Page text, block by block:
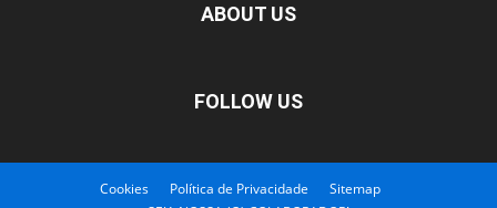
ABOUT US
FOLLOW US
Cookies Política de Privacidade
Sitemap